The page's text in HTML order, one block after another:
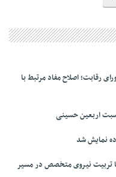
رقابت؛ اصلاح مفاد مرتبط با
اربعین حسینی
نمایش شد
تربیت نیروی متخصص در مسیر